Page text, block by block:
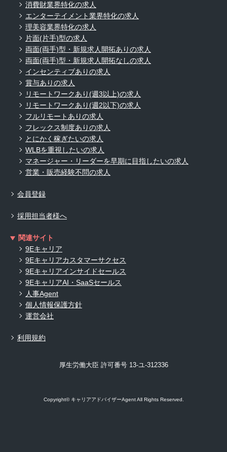
消費財業界特化の求人
エンターテイメント業界特化の求人
理美容業界特化の求人
片面(片手)型の求人
両面(両手)型・新規求人開拓ありの求人
両面(両手)型・新規求人開拓なしの求人
インセンティブありの求人
賞与ありの求人
リモートワークあり(週3以上)の求人
リモートワークあり(週2以下)の求人
フルリモートありの求人
フレックス制度ありの求人
とにかく稼ぎたいの求人
WLBを重視したいの求人
マネージャー・リーダーを早期に目指したいの求人
営業・販売経験不問の求人
会員登録
採用担当者様へ
関連サイト
9Eキャリア
9Eキャリアカスタマーサクセス
9Eキャリアインサイドセールス
9EキャリアAI・SaaSセールス
人事Agent
個人情報保護方針
運営会社
利用規約
厚生労働大臣 許可番号 13-ユ-312336
Copyright© キャリアアドバイザーAgent All Rights Reserved.